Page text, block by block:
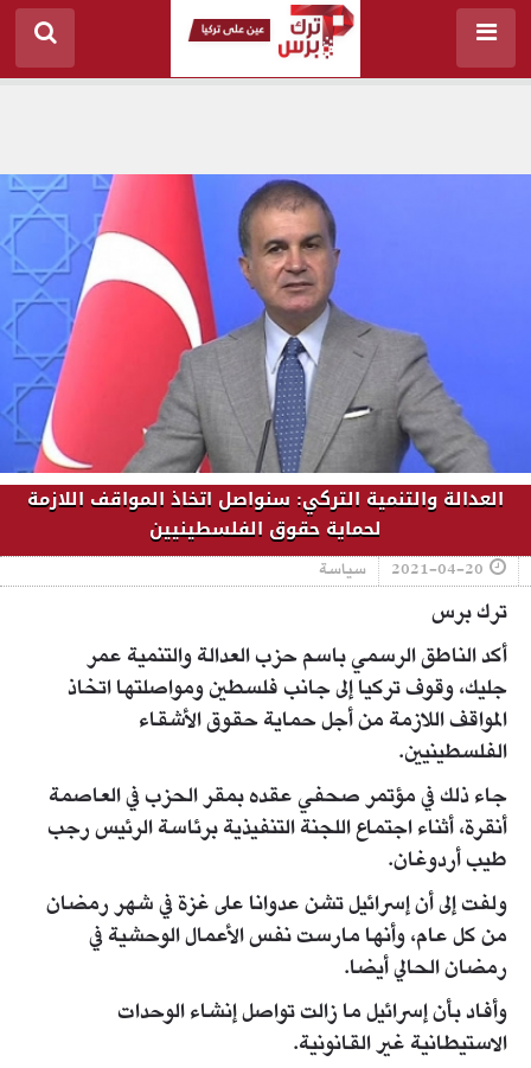
العدالة والتنمية التركي: سنواصل اتخاذ المواقف اللازمة
لحماية حقوق الفلسطينيين
2021-04-20 سياسة
ترك برس
أكد الناطق الرسمي باسم حزب العدالة والتنمية عمر
جليك، وقوف تركيا إلى جانب فلسطين ومواصلتها اتخاذ
المواقف اللازمة من أجل حماية حقوق الأشقاء
الفلسطينيين.
جاء ذلك في مؤتمر صحفي عقده بمقر الحزب في العاصمة
أنقرة، أثناء اجتماع اللجنة التنفيذية برئاسة الرئيس رجب
طيب أردوغان.
ولفت إلى أن إسرائيل تشن عدوانا على غزة في شهر رمضان
من كل عام، وأنها مارست نفس الأعمال الوحشية في
رمضان الحالي أيضا.
وأفاد بأن إسرائيل ما زالت تواصل إنشاء الوحدات
الاستيطانية غير القانونية.